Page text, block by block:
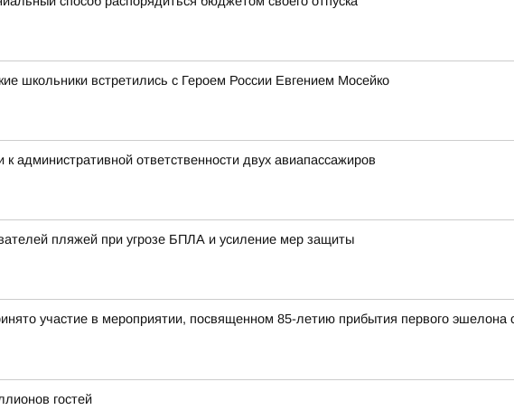
школьники встретились с Героем России Евгением Мосейко
административной ответственности двух авиапассажиров
пляжей при угрозе БПЛА и усиление мер защиты
участие в мероприятии, посвященном 85-летию прибытия первого
гостей